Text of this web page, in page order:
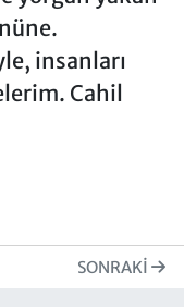
insanları
Cahil
SONRAKI